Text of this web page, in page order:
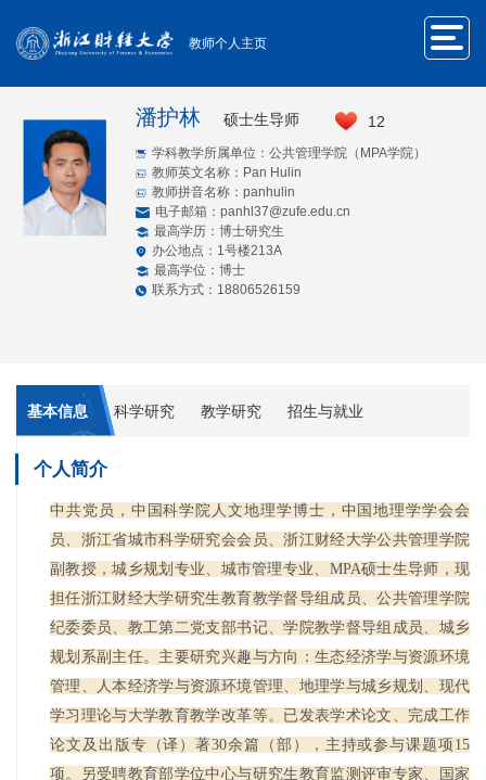
教师个人主页
潘护林 硕士生导师 12
学科教学所属单位：公共管理学院（MPA学院）
教师英文名称：Pan Hulin
教师拼音名称：panhulin
电子邮箱： panhl37@zufe.edu.cn
最高学历：博士研究生
办公地点：1号楼213A
最高学位：博士
联系方式：18806526159
基本信息 科学研究 教学研究 招生与就业
个人简介
中共党员，中国科学院 人文地理学博士，中国地理学学会会
员、浙江省城市科学研究会会员、浙江财经大学公共管理学院
副教授，城乡规划专业、城市管理专业、 MPA硕士生导师，现
担任浙江财经大学研究生教育教学督导组成员、公共管理学院
纪委委员、教工第二党支部书记、学院教学督导组成员、城乡
规划系副主任。主要研究兴趣与方向：生态经济学与资源环境
管理、人本经济学与资源环境管理、地理学与城乡规划、现代
学习理论与大学教育教学改革等。已发表学术论文、完成工作
论文及出版专（译）著30余篇（部），主持或参与课题项 15
项。另受聘教育部学位中心与研究生教育监测评审专家、国家